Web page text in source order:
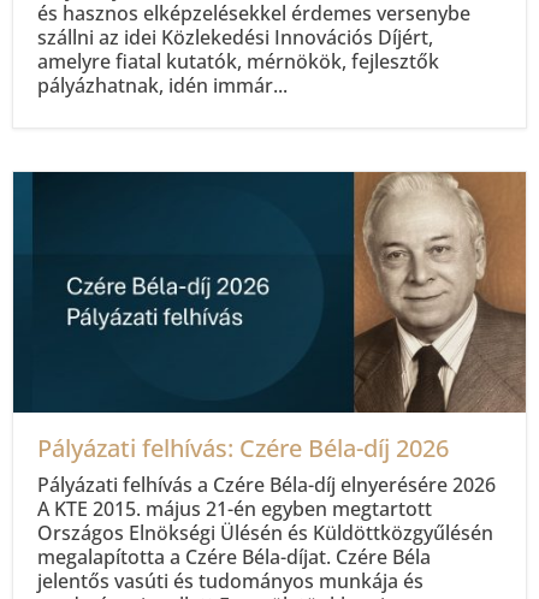
és hasznos elképzelésekkel érdemes versenybe
szállni az idei Közlekedési Innovációs Díjért,
amelyre fiatal kutatók, mérnökök, fejlesztők
pályázhatnak, idén immár...
Pályázati felhívás: Czére Béla-díj 2026
Pályázati felhívás a Czére Béla-díj elnyerésére 2026
A KTE 2015. május 21-én egyben megtartott
Országos Elnökségi Ülésén és Küldöttközgyűlésén
megalapította a Czére Béla-díjat. Czére Béla
jelentős vasúti és tudományos munkája és